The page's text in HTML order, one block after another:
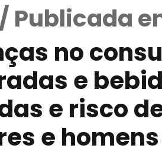
Publicada
no
e
e risco
e